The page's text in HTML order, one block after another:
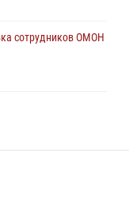
сотрудников ОМОН
Центрального